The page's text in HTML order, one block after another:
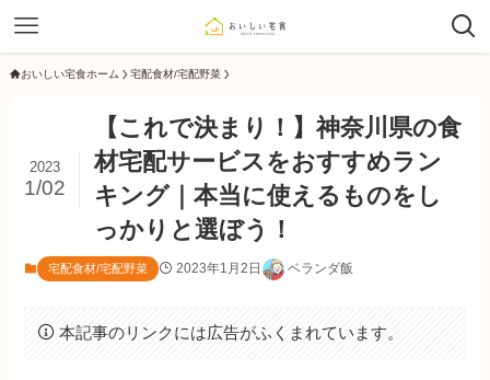
おいしい宅食ホーム 宅配食材/宅配野菜
【これで決まり！】神奈川県の食
材宅配サービスをおすすめラン
キング｜本当に使えるものをし
っかりと選ぼう！
2023
1/02
宅配食材/宅配野菜 2023年1月2日 ベランダ飯
本記事のリンクには広告がふくまれています。